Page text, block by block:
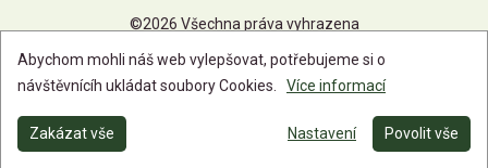
©2026 Všechna práva vyhrazena
Abychom mohli náš web vylepšovat, potřebujeme si o
návštěvnícíh ukládat soubory Cookies.
Více informací
Zakázat vše Nastavení Povolit vše